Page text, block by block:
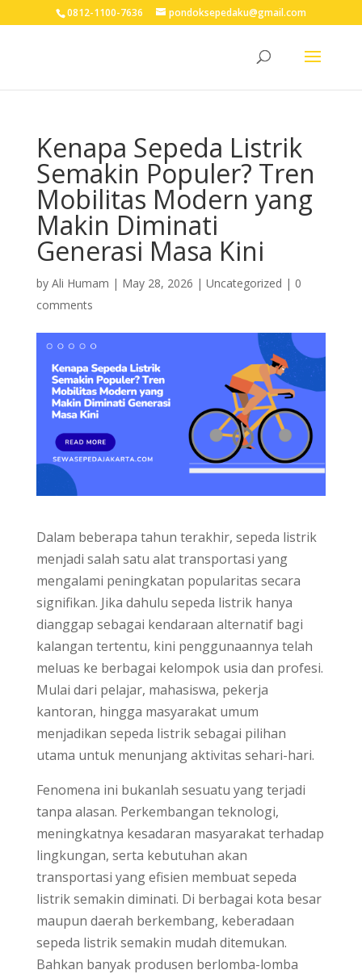
0812-1100-7636 pondoksepedaku@gmail.com
Kenapa Sepeda Listrik
Semakin Populer? Tren
Mobilitas Modern yang
Makin Diminati
Generasi Masa Kini
by Ali Humam | May 28, 2026 | Uncategorized | 0
comments
Dalam beberapa tahun terakhir, sepeda listrik
menjadi salah satu alat transportasi yang
mengalami peningkatan popularitas secara
signifikan. Jika dahulu sepeda listrik hanya
dianggap sebagai kendaraan alternatif bagi
kalangan tertentu, kini penggunaannya telah
meluas ke berbagai kelompok usia dan profesi.
Mulai dari pelajar, mahasiswa, pekerja
kantoran, hingga masyarakat umum
menjadikan sepeda listrik sebagai pilihan
utama untuk menunjang aktivitas sehari-hari.
Fenomena ini bukanlah sesuatu yang terjadi
tanpa alasan. Perkembangan teknologi,
meningkatnya kesadaran masyarakat terhadap
lingkungan, serta kebutuhan akan
transportasi yang efisien membuat sepeda
listrik semakin diminati. Di berbagai kota besar
maupun daerah berkembang, keberadaan
sepeda listrik semakin mudah ditemukan.
Bahkan banyak produsen berlomba-lomba